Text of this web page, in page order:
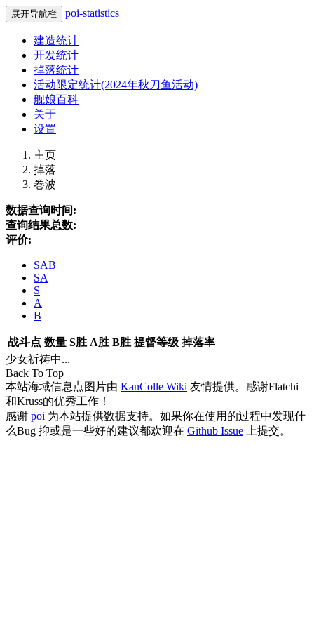
展开导航栏 poi-statistics
建造统计
开发统计
掉落统计
活动限定统计(2024年秋刀鱼活动)
舰娘百科
关于
设置
主页
掉落
巻波
数据查询时间:
查询结果总数:
评价:
SAB
SA
S
A
B
战斗点 数量 S胜 A胜 B胜 提督等级 掉落率
少女祈祷中...
Back To Top
本站海域信息点图片由 KanColle Wiki 友情提供。感谢Flatchi
和Kruss的优秀工作！
感谢 poi 为本站提供数据支持。如果你在使用的过程中发现什
么Bug 抑或是一些好的建议都欢迎在 Github Issue 上提交。